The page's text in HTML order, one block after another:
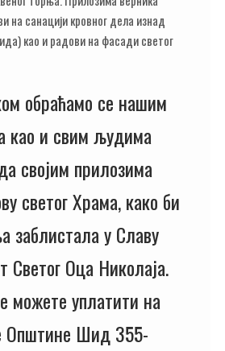
на санацији кровног дела изнад
као и радови на фасади светог
обраћамо се нашим
као и свим људима
својим прилозима
светог Храма, како би
заблистала у Славу
Светог Оца Николаја.
можете уплатити на
Општине Шид 355-